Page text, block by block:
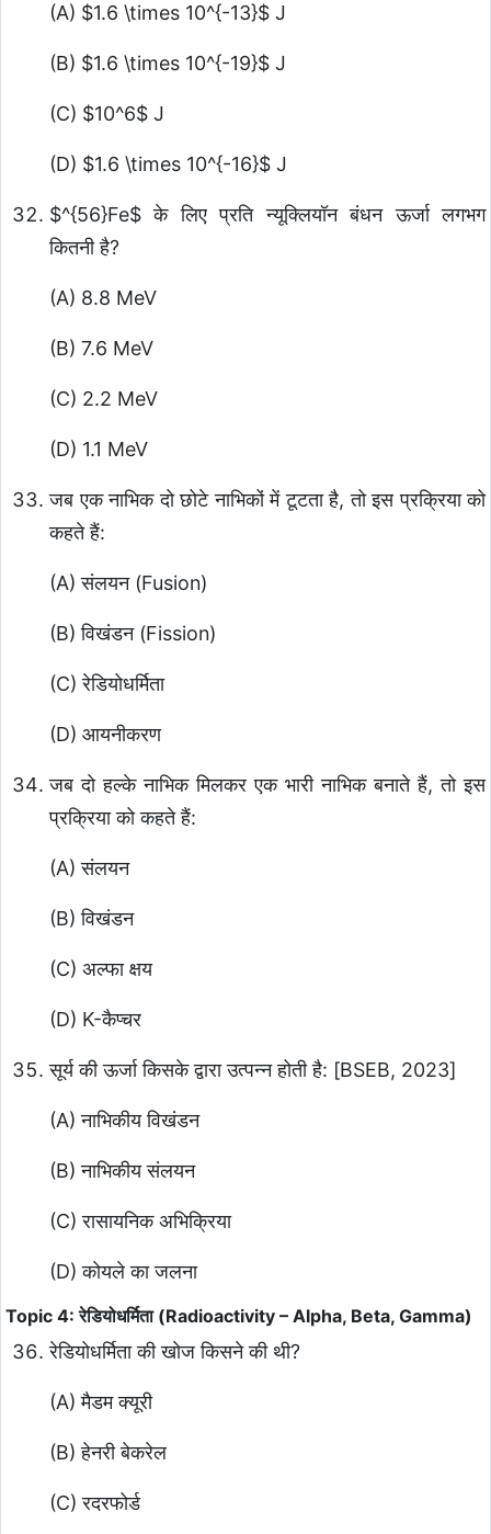
(A) $1.6 \times 10^{-13}$ J
(B) $1.6 \times 10^{-19}$ J
(C) $10^6$ J
(D) $1.6 \times 10^{-16}$ J
$^{56}Fe$ के लिए प्रति न्यूक्लियॉन बंधन ऊर्जा लगभग
कितनी है?
(A) 8.8 MeV
(B) 7.6 MeV
(C) 2.2 MeV
(D) 1.1 MeV
जब एक नाभिक दो छोटे नाभिकों में टूटता है, तो इस प्रक्रिया को
कहते हैं:
(A) संलयन (Fusion)
(B) विखंडन (Fission)
(C) रेडियोधर्मिता
(D) आयनीकरण
जब दो हल्के नाभिक मिलकर एक भारी नाभिक बनाते हैं, तो इस
प्रक्रिया को कहते हैं:
(A) संलयन
(B) विखंडन
(C) अल्फा क्षय
(D) K-कैप्चर
सूर्य की ऊर्जा किसके द्वारा उत्पन्न होती है: [BSEB, 2023]
(A) नाभिकीय विखंडन
(B) नाभिकीय संलयन
(C) रासायनिक अभिक्रिया
(D) कोयले का जलना
Topic 4: रेडियोधर्मिता (Radioactivity – Alpha, Beta, Gamma)
रेडियोधर्मिता की खोज किसने की थी?
(A) मैडम क्यूरी
(B) हेनरी बेकरेल
(C) रदरफोर्ड